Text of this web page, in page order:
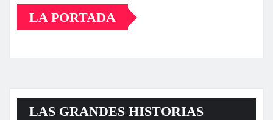
LA PORTADA
LAS GRANDES HISTORIAS